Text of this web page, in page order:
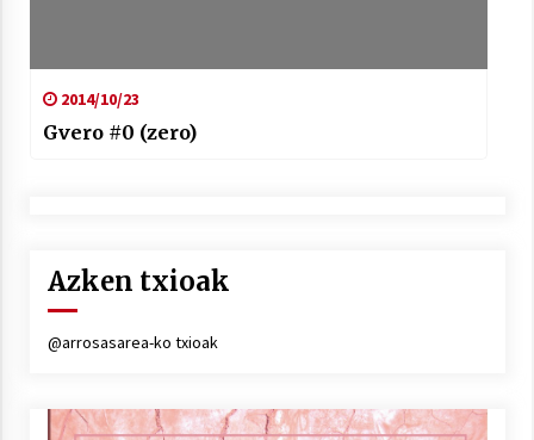
2014/10/23
Gvero #0 (zero)
Azken txioak
@arrosasarea-ko txioak